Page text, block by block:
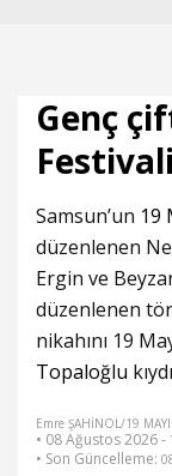
Genç
Samsun’un 19
düzenlenen
Ergin ve
düzenlenen
nikahını 19
Topaloğlu
Emre ŞAHİNOL/19
• 08 Ağustos 2026 -
• Son Güncelleme: